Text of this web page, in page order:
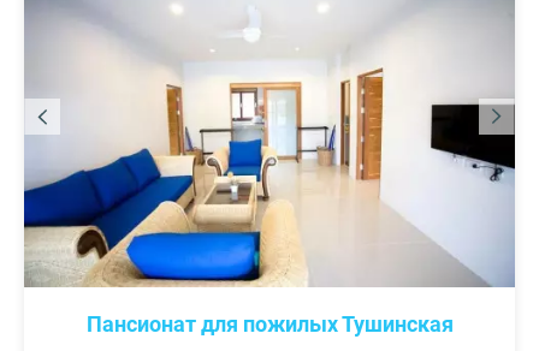
Пансионат для пожилых Тушинская